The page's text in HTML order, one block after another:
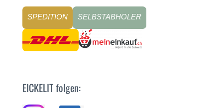
SPEDITION SELBSTABHOLER
EICKELIT folgen: